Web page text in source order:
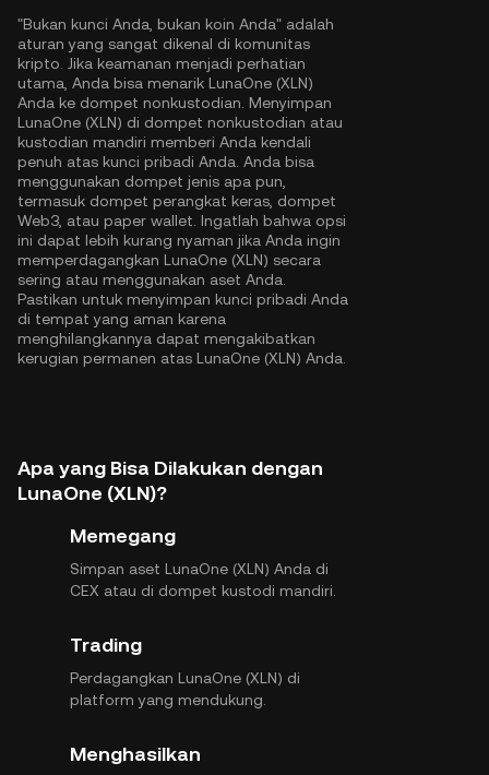
"Bukan kunci Anda, bukan koin Anda" adalah
aturan yang sangat dikenal di komunitas
kripto. Jika keamanan menjadi perhatian
utama, Anda bisa menarik LunaOne (XLN)
Anda ke dompet nonkustodian. Menyimpan
LunaOne (XLN) di dompet nonkustodian atau
kustodian mandiri memberi Anda kendali
penuh atas kunci pribadi Anda. Anda bisa
menggunakan dompet jenis apa pun,
termasuk dompet perangkat keras, dompet
Web3, atau paper wallet. Ingatlah bahwa opsi
ini dapat lebih kurang nyaman jika Anda ingin
memperdagangkan LunaOne (XLN) secara
sering atau menggunakan aset Anda.
Pastikan untuk menyimpan kunci pribadi Anda
di tempat yang aman karena
menghilangkannya dapat mengakibatkan
kerugian permanen atas LunaOne (XLN) Anda.
Apa yang Bisa Dilakukan dengan
LunaOne (XLN)?
Memegang
Simpan aset LunaOne (XLN) Anda di
CEX atau di dompet kustodi mandiri.
Trading
Perdagangkan LunaOne (XLN) di
platform yang mendukung.
Menghasilkan